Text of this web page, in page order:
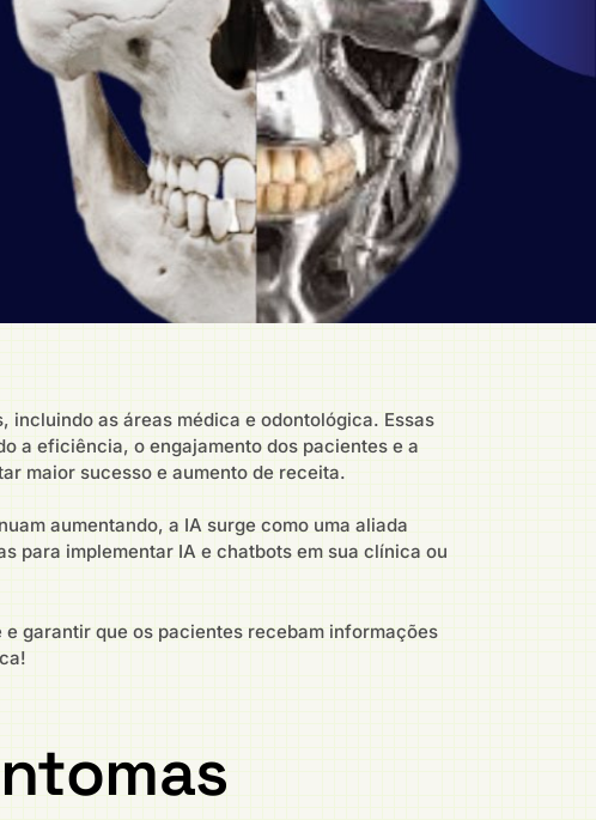
as áreas médica e odontológica. Essas
a eficiência, o engajamento dos pacientes e a
maior sucesso e aumento de receita.
aumentando, a IA surge como uma aliada
para implementar IA e chatbots em sua clínica ou
garantir que os pacientes recebam informações